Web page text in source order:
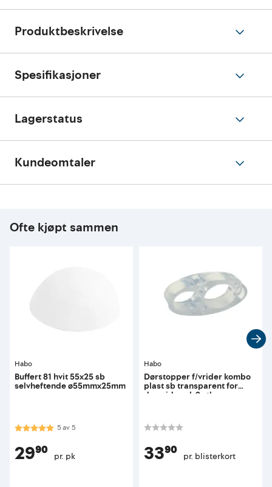
Produktbeskrivelse
Spesifikasjoner
Lagerstatus
Kundeomtaler
Ofte kjøpt sammen
Habo
Buffert 81 hvit 55x25 sb
selvheftende ø55mmx25mm
Karakter:5.0 av 5 mulige
5av5
29⁹⁰ pr. pk
Habo
Dørstopper f/vrider kombo
plast sb transparent for
dørvrider pk 2 stk
33⁹⁰ pr. blisterkort